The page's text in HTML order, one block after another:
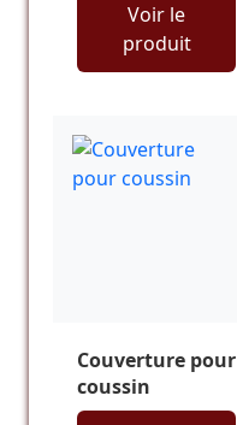
Voir le
produit
Couverture pour
coussin